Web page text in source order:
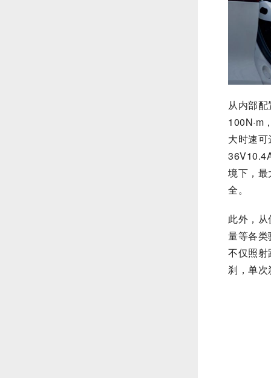
从内部
100N·m
大时速
境下，
全。
此外，
量等各
不仅照
刹，单